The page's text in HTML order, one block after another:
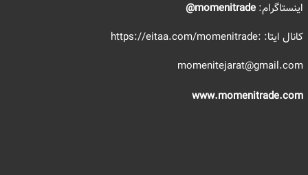
اینستاگرام: momenitrade@
کانال ایتا: :https://eitaa.com/momenitrade
momenitejarat@gmail.com
www.momenitrade.com